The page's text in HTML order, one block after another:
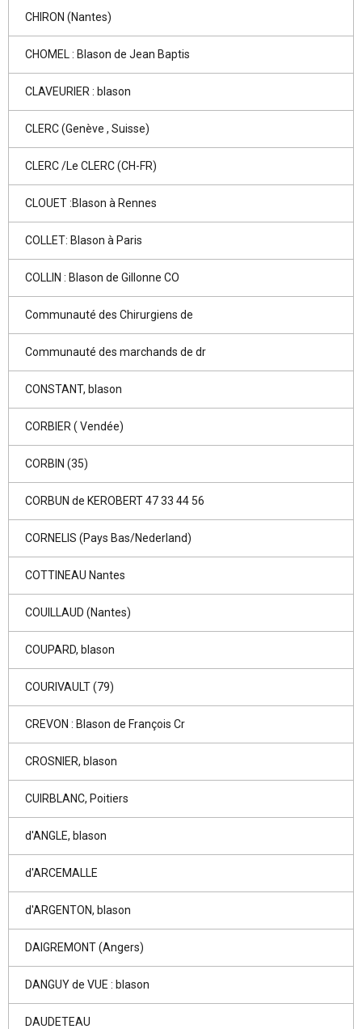
CHIRON (Nantes)
CHOMEL : Blason de Jean Baptis
CLAVEURIER : blason
CLERC (Genève , Suisse)
CLERC /Le CLERC (CH-FR)
CLOUET :Blason à Rennes
COLLET: Blason à Paris
COLLIN : Blason de Gillonne CO
Communauté des Chirurgiens de
Communauté des marchands de dr
CONSTANT, blason
CORBIER ( Vendée)
CORBIN (35)
CORBUN de KEROBERT 47 33 44 56
CORNELIS (Pays Bas/Nederland)
COTTINEAU Nantes
COUILLAUD (Nantes)
COUPARD, blason
COURIVAULT (79)
CREVON : Blason de François Cr
CROSNIER, blason
CUIRBLANC, Poitiers
d'ANGLE, blason
d'ARCEMALLE
d'ARGENTON, blason
DAIGREMONT (Angers)
DANGUY de VUE : blason
DAUDETEAU